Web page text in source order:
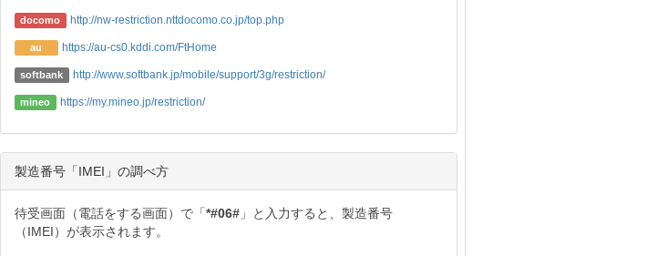
docomo http://nw-restriction.nttdocomo.co.jp/top.php
au https://au-cs0.kddi.com/FtHome
softbank http://www.softbank.jp/mobile/support/3g/restriction/
mineo https://my.mineo.jp/restriction/
製造番号「IMEI」の調べ方
待受画面（電話をする画面）で「*#06# 」と入力すると、製造番号
（IMEI）が表示されます。